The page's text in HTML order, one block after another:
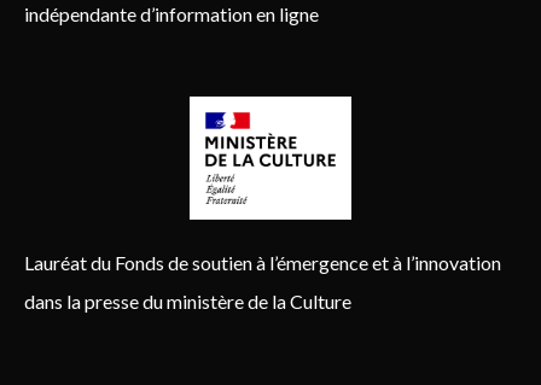
indépendante d’information en ligne
Lauréat du Fonds de soutien à l’émergence et à l’innovation
dans la presse du ministère de la Culture